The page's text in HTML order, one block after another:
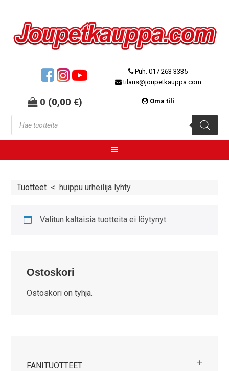
0 (0,00€)
Puh. 017 263 3335
tilaus@joupetkauppa.com
Oma tili
Tuotteet <huippu urheilija lyhty
Valitun kaltaisia tuotteita ei löytynyt.
Ostoskori
Ostoskori on tyhjä.
FANITUOTTEET